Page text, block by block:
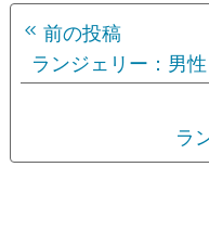
前の投稿
ランジェリー：男
ラ